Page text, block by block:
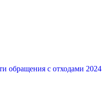
обращения с отходами 2024